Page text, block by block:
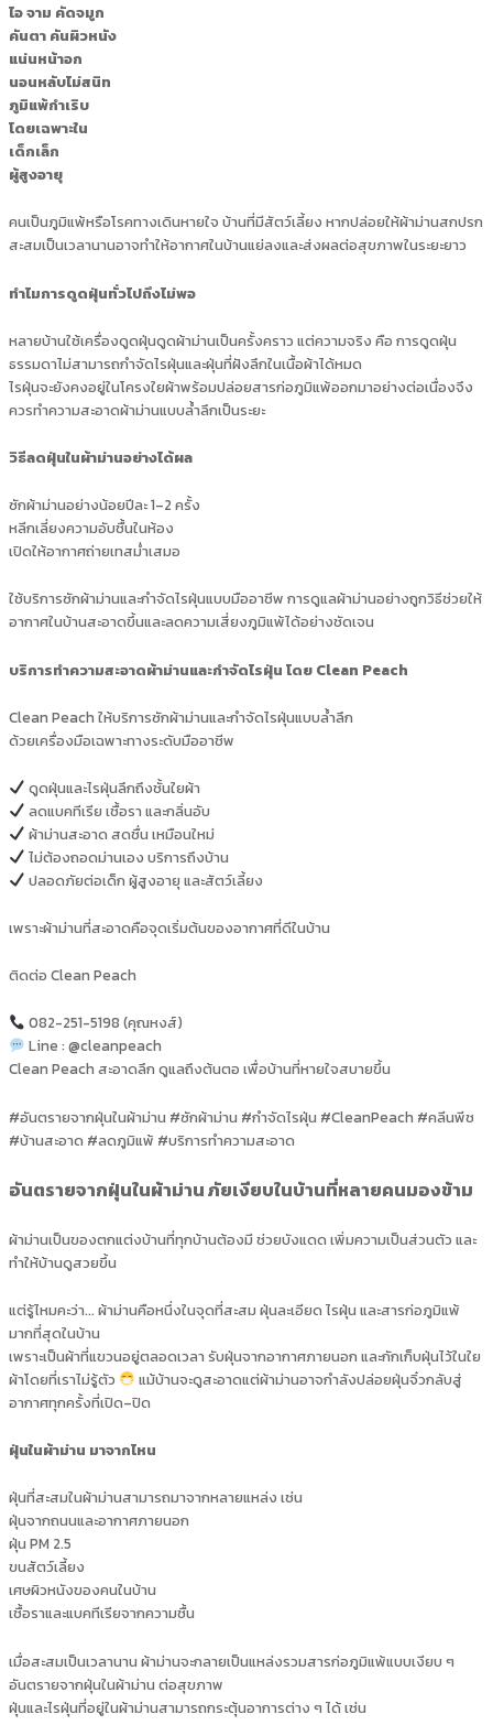
ไอ จาม คัดจมูก
คันตา คันผิวหนัง
แน่นหน้าอก
นอนหลับไม่สนิท
ภูมิแพ้กำเริบ
โดยเฉพาะใน
เด็กเล็ก
ผู้สูงอายุ
คนเป็นภูมิแพ้หรือโรคทางเดินหายใจ บ้านที่มีสัตว์เลี้ยง หากปล่อยให้ผ้าม่านสกปรก
สะสมเป็นเวลานานอาจทำให้อากาศในบ้านแย่ลงและส่งผลต่อสุขภาพในระยะยาว
ทำไมการดูดฝุ่นทั่วไปถึงไม่พอ
หลายบ้านใช้เครื่องดูดฝุ่นดูดผ้าม่านเป็นครั้งคราว แต่ความจริง คือ การดูดฝุ่น
ธรรมดาไม่สามารถกำจัดไรฝุ่นและฝุ่นที่ฝังลึกในเนื้อผ้าได้หมด
ไรฝุ่นจะยังคงอยู่ในโครงใยผ้าพร้อมปล่อยสารก่อภูมิแพ้ออกมาอย่างต่อเนื่องจึง
ควรทำความสะอาดผ้าม่านแบบล้ำลึกเป็นระยะ
วิธีลดฝุ่นในผ้าม่านอย่างได้ผล
ซักผ้าม่านอย่างน้อยปีละ 1–2 ครั้ง
หลีกเลี่ยงความอับชื้นในห้อง
เปิดให้อากาศถ่ายเทสม่ำเสมอ
ใช้บริการซักผ้าม่านและกำจัดไรฝุ่นแบบมืออาชีพ การดูแลผ้าม่านอย่างถูกวิธีช่วยให้
อากาศในบ้านสะอาดขึ้นและลดความเสี่ยงภูมิแพ้ได้อย่างชัดเจน
บริการทำความสะอาดผ้าม่านและกำจัดไรฝุ่น โดย Clean Peach
Clean Peach ให้บริการซักผ้าม่านและกำจัดไรฝุ่นแบบล้ำลึก
ด้วยเครื่องมือเฉพาะทางระดับมืออาชีพ
ดูดฝุ่นและไรฝุ่นลึกถึงชั้นใยผ้า
ลดแบคทีเรีย เชื้อรา และกลิ่นอับ
ผ้าม่านสะอาด สดชื่น เหมือนใหม่
ไม่ต้องถอดม่านเอง บริการถึงบ้าน
ปลอดภัยต่อเด็ก ผู้สูงอายุ และสัตว์เลี้ยง
เพราะผ้าม่านที่สะอาดคือจุดเริ่มต้นของอากาศที่ดีในบ้าน
ติดต่อ Clean Peach
082-251-5198 (คุณหงส์)
Line : @cleanpeach
Clean Peach สะอาดลึก ดูแลถึงต้นตอ เพื่อบ้านที่หายใจสบายขึ้น
#อันตรายจากฝุ่นในผ้าม่าน #ซักผ้าม่าน #กำจัดไรฝุ่น #CleanPeach #คลีนพีช
#บ้านสะอาด #ลดภูมิแพ้ #บริการทำความสะอาด
อันตรายจากฝุ่นในผ้าม่าน ภัยเงียบในบ้านที่หลายคนมองข้าม
ผ้าม่านเป็นของตกแต่งบ้านที่ทุกบ้านต้องมี ช่วยบังแดด เพิ่มความเป็นส่วนตัว และ
ทำให้บ้านดูสวยขึ้น
แต่รู้ไหมคะว่า… ผ้าม่านคือหนึ่งในจุดที่สะสม ฝุ่นละเอียด ไรฝุ่น และสารก่อภูมิแพ้
มากที่สุดในบ้าน
เพราะเป็นผ้าที่แขวนอยู่ตลอดเวลา รับฝุ่นจากอากาศภายนอก และกักเก็บฝุ่นไว้ในใย
ผ้าโดยที่เราไม่รู้ตัว
แม้บ้านจะดูสะอาดแต่ผ้าม่านอาจกำลังปล่อยฝุ่นจิ๋วกลับสู่
อากาศทุกครั้งที่เปิด–ปิด
ฝุ่นในผ้าม่าน มาจากไหน
ฝุ่นที่สะสมในผ้าม่านสามารถมาจากหลายแหล่ง เช่น
ฝุ่นจากถนนและอากาศภายนอก
ฝุ่น PM 2.5
ขนสัตว์เลี้ยง
เศษผิวหนังของคนในบ้าน
เชื้อราและแบคทีเรียจากความชื้น
เมื่อสะสมเป็นเวลานาน ผ้าม่านจะกลายเป็นแหล่งรวมสารก่อภูมิแพ้แบบเงียบ ๆ
อันตรายจากฝุ่นในผ้าม่าน ต่อสุขภาพ
ฝุ่นและไรฝุ่นที่อยู่ในผ้าม่านสามารถกระตุ้นอาการต่าง ๆ ได้ เช่น